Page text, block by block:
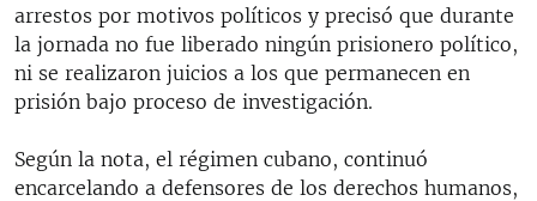
DESINFORMACIÓN RUSA EN AMÉRICA LATINA
LA INVASIÓN DE RUSIA A UCRANIA
arrestos por motivos políticos y precisó que durante
la jornada no fue liberado ningún prisionero político,
ni se realizaron juicios a los que permanecen en
prisión bajo proceso de investigación.
Según la nota, el régimen cubano, continuó
encarcelando a defensores de los derechos humanos,